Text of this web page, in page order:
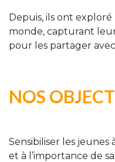
Depuis, ils ont exploré
monde, capturant
pour les partager
NOS
Sensibiliser les
et à l’importance de